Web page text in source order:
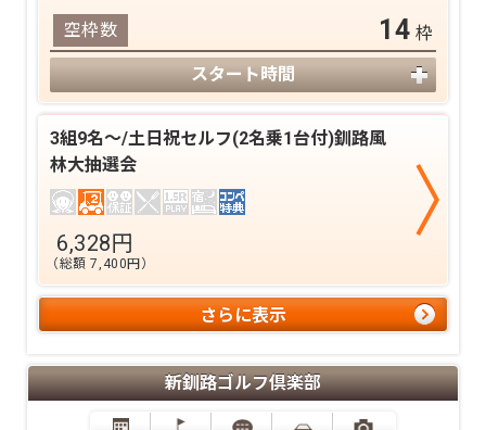
空枠数 14 枠
スタート時間
3組9名～/土日祝セルフ(2名乗1台付)釧路風
林大抽選会
6,328円
（総額7,400円）
さらに表示
新釧路ゴルフ倶楽部